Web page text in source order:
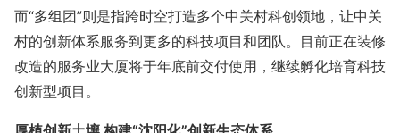
而“多组团”则是指跨时空打造多个中关村科创领地，让中关
村的创新体系服务到更多的科技项目和团队。目前正在装修
改造的服务业大厦将于年底前交付使用，继续孵化培育科技
创新型项目。